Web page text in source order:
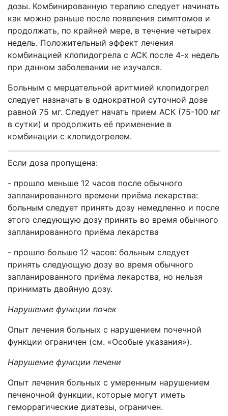
дозы. Комбинированную терапию следует начинать
как можно раньше после появления симптомов и
продолжать, по крайней мере, в течение четырех
недель. Положительный эффект лечения
комбинацией клопидогрела с АСК после 4-х недель
при данном заболевании не изучался.
Больным с мерцательной аритмией клопидогрел
следует назначать в однократной суточной дозе
равной 75 мг. Следует начать прием АСК (75-100 мг
в сутки) и продолжить её применение в
комбинации с клопидогрелем.
Если доза пропущена:
- прошло меньше 12 часов после обычного
запланированного времени приёма лекарства:
больным следует принять дозу немедленно и после
этого следующую дозу принять во время обычного
запланированного приёма лекарства
- прошло больше 12 часов: больным следует
принять следующую дозу во время обычного
запланированного приёма лекарства, но нельзя
принимать двойную дозу.
Нарушение функции почек
Опыт лечения больных с нарушением почечной
функции ограничен (см. «Особые указания»).
Нарушение функции печени
Опыт лечения больных с умеренным нарушением
печеночной функции, которые могут иметь
геморрагические диатезы, ограничен.